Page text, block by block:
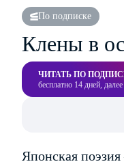
По подписке
Клены в
ЧИТАТЬ ПО
бесплатно 14 дней,
Японская